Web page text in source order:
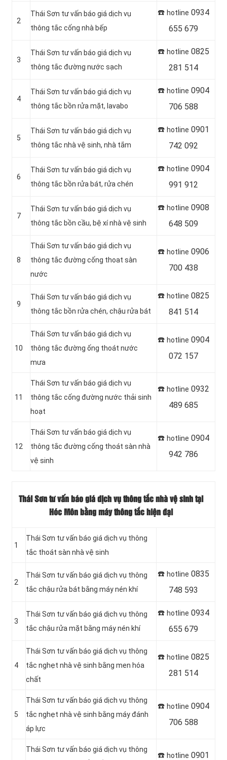
2
Thái Sơn tư vấn báo giá dịch vụ
thông tắc cống nhà bếp
☎️ hotline 0934
655 679
3
Thái Sơn tư vấn báo giá dịch vụ
thông tắc đường nước sạch
☎️ hotline 0825
281 514
4
Thái Sơn tư vấn báo giá dịch vụ
thông tắc bồn rửa mặt, lavabo
☎️ hotline 0904
706 588
5
Thái Sơn tư vấn báo giá dịch vụ
thông tắc nhà vệ sinh, nhà tắm
☎️ hotline 0901
742 092
6
Thái Sơn tư vấn báo giá dịch vụ
thông tắc bồn rửa bát, rửa chén
☎️ hotline 0904
991 912
7
Thái Sơn tư vấn báo giá dịch vụ
thông tắc bồn cầu, bệ xí nhà vệ sinh
☎️ hotline 0908
648 509
8
Thái Sơn tư vấn báo giá dịch vụ
thông tắc đường cống thoat sàn
nước
☎️ hotline 0906
700 438
9
Thái Sơn tư vấn báo giá dịch vụ
thông tắc bồn rửa chén, chậu rửa bát
☎️ hotline 0825
841 514
10
Thái Sơn tư vấn báo giá dịch vụ
thông tắc đường ống thoát nước
mưa
☎️ hotline 0904
072 157
11
‎Thái Sơn tư vấn báo giá dịch vụ
thông tắc cống đường nước thải sinh
hoạt
☎️ hotline 0932
489 685
12
Thái Sơn tư vấn báo giá dịch vụ
thông tắc đường cống thoát sàn nhà
vệ sinh
☎️ hotline 0904
942 786
Thái Sơn tư vấn báo giá dịch vụ thông tắc nhà vệ sinh tại
Hóc Môn bằng máy thông tắc hiện đại
1
Thái Sơn tư vấn báo giá dịch vụ thông
tắc thoát sàn nhà vệ sinh
2
Thái Sơn tư vấn báo giá dịch vụ thông
tắc chậu rửa bát bằng máy nén khí
☎️ hotline 0835
748 593
3
Thái Sơn tư vấn báo giá dịch vụ thông
tắc chậu rửa mặt bằng máy nén khí
☎️ hotline 0934
655 679
4
Thái Sơn tư vấn báo giá dịch vụ thông
tắc nghẹt nhà vệ sinh bằng men hóa
chất
☎️ hotline 0825
281 514
5
Thái Sơn tư vấn báo giá dịch vụ thông
tắc nghẹt nhà vệ sinh bằng máy đánh
áp lực
☎️ hotline 0904
706 588
Thái Sơn tư vấn báo giá dịch vụ thông
☎️ hotline 0901